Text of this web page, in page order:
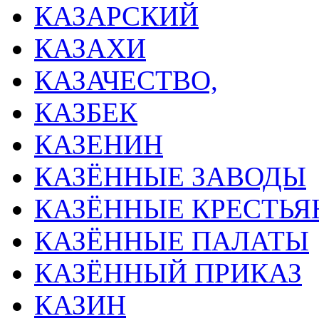
КАЗАРСКИЙ
КАЗАХИ
КАЗАЧЕСТВО,
КАЗБЕК
КАЗЕНИН
КАЗЁННЫЕ ЗАВОДЫ
КАЗЁННЫЕ
КАЗЁННЫЕ ПАЛАТЫ
КАЗЁННЫЙ ПРИКАЗ
КАЗИН